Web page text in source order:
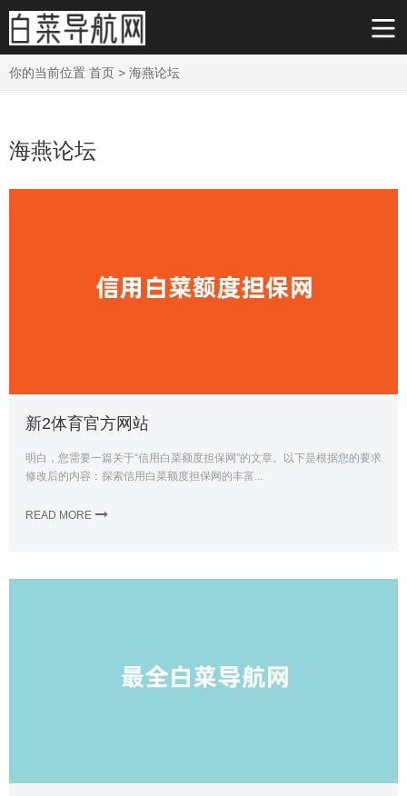
你的当前位置 首页 > 海燕论坛
海燕论坛
新2体育官方网站
明白，您需要一篇关于“信用白菜额度担保网”的文章。以下是根据您的要求
修改后的内容：探索信用白菜额度担保网的丰富...
READ MORE